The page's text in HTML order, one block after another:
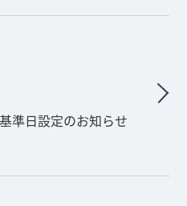
準日設定のお知らせ